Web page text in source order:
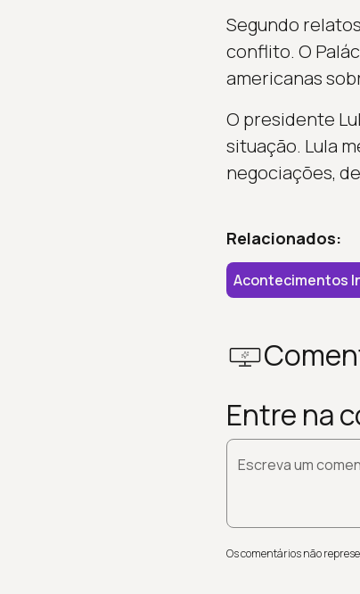
Segundo
conflito. O
americanas
O presidente
situação. Lula
negociações,
Relacionados:
Acontecimentos
Entre na
Escreva um
Os comentários não